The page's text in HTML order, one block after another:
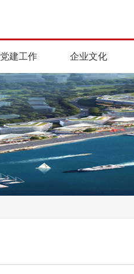
党建工作 企业文化